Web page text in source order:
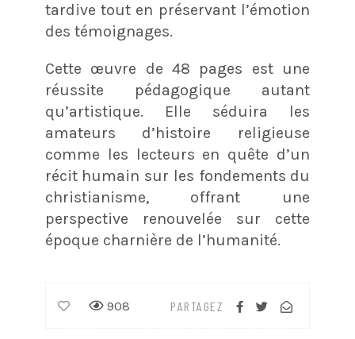
tardive tout en préservant l’émotion
des témoignages.
Cette œuvre de 48 pages est une
réussite pédagogique autant
qu’artistique. Elle séduira les
amateurs d’histoire religieuse
comme les lecteurs en quête d’un
récit humain sur les fondements du
christianisme, offrant une
perspective renouvelée sur cette
époque charnière de l’humanité.
PARTAGEZ
908